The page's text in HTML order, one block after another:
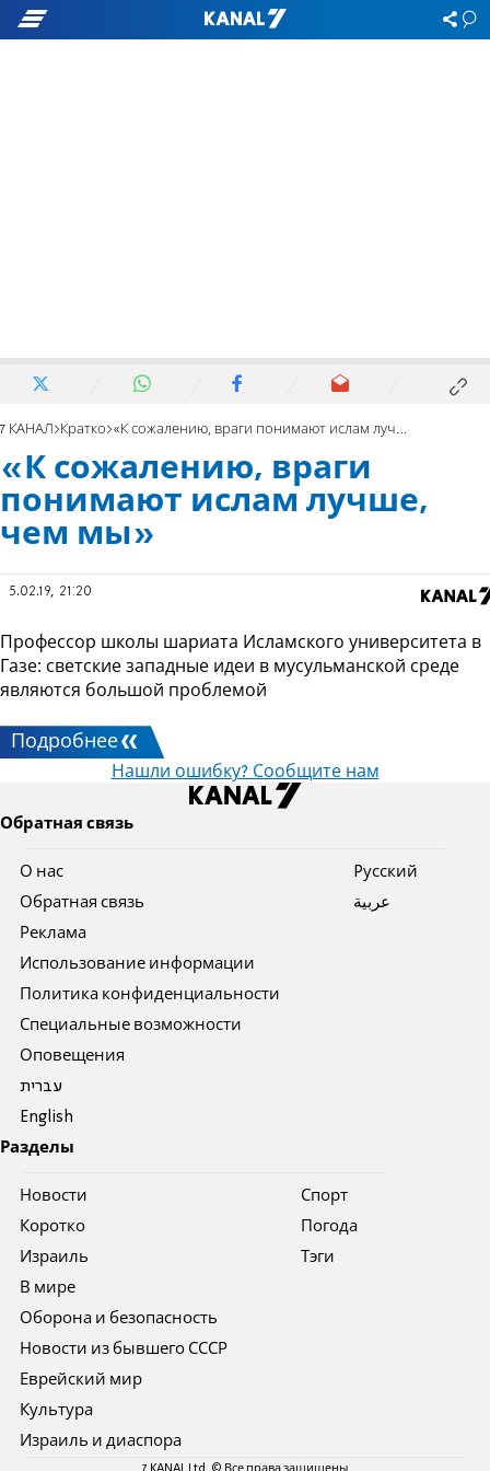
7 КАНАЛ Кратко «К сожалению, враги понимают ислам лучше, чем мы»
«К сожалению, враги
понимают ислам лучше,
чем мы»
5.02.19, 21:20
Профессор школы шариата Исламского университета в
Газе: светские западные идеи в мусульманской среде
являются большой проблемой
Подробнее
Нашли ошибку? Сообщите нам
Обратная связь
О нас
Обратная связь
Реклама
Использование информации
Политика конфиденциальности
Специальные возможности
Оповещения
עברית
English
Pусский
عربية
Разделы
Новости
Коротко
Израиль
В мире
Оборона и безопасность
Новости из бывшего СССР
Еврейский мир
Культура
Израиль и диаспора
Спорт
Погода
Тэги